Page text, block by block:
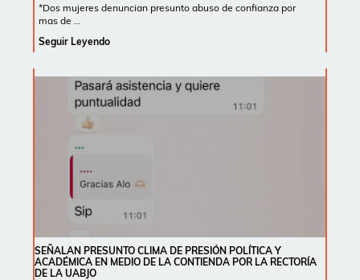
*Dos mujeres denuncian presunto abuso de confianza por
mas de …
Seguir Leyendo
SEÑALAN PRESUNTO CLIMA DE PRESIÓN POLÍTICA Y
ACADÉMICA EN MEDIO DE LA CONTIENDA POR LA RECTORÍA
DE LA UABJO